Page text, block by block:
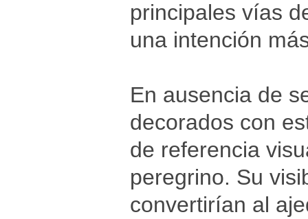
principales vías
una intención
En ausencia de
decorados con
de referencia
peregrino. Su
convertirían al